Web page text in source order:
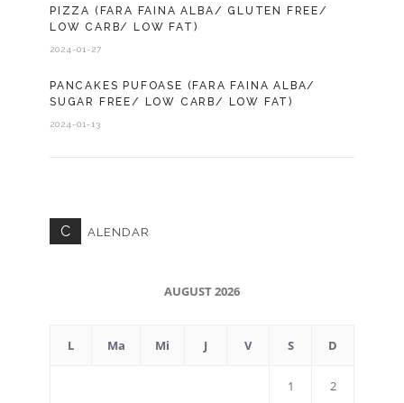
PIZZA (FARA FAINA ALBA/ GLUTEN FREE/
LOW CARB/ LOW FAT)
2024-01-27
PANCAKES PUFOASE (FARA FAINA ALBA/
SUGAR FREE/ LOW CARB/ LOW FAT)
2024-01-13
C ALENDAR
AUGUST 2026
L Ma Mi J V S D
1 2